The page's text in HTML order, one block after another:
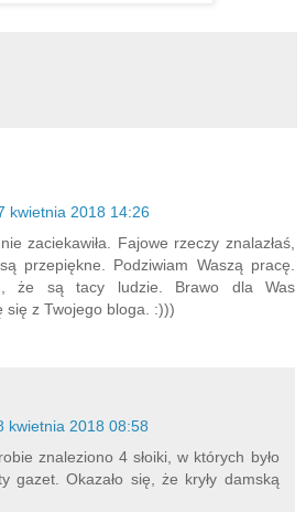
kwietnia 2018 14:26
zaciekawiła. Fajowe rzeczy znalazłaś,
przepiękne. Podziwiam Waszą pracę.
że są tacy ludzie. Brawo dla Was
się z Twojego bloga. :)))
kwietnia 2018 08:58
znaleziono 4 słoiki, w których było
gazet. Okazało się, że kryły damską